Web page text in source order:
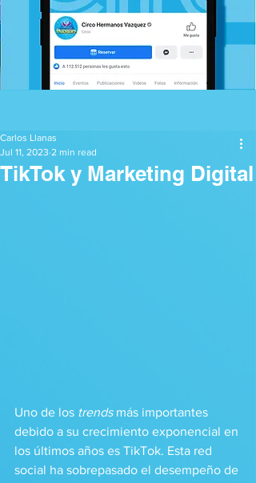
TikTok y Marketing Digital
Carlos Llanas
Jul 11, 2023 2 min read
Uno de los trends más importantes
debido a su crecimiento exponencial en
los últimos años es TikTok. Esta red
social ha sobrepasado el desempeño de